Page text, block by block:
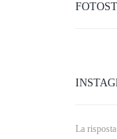
La